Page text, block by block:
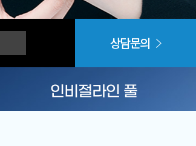
상담문의
인비절라인 풀